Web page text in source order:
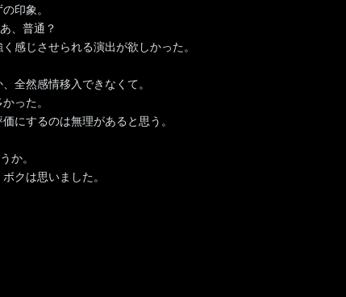
印象。
、普通？
感じさせられる演出が欲しかった。
全然感情移入できなくて。
った。
にするのは無理があると思う。
か。
クは思いました。